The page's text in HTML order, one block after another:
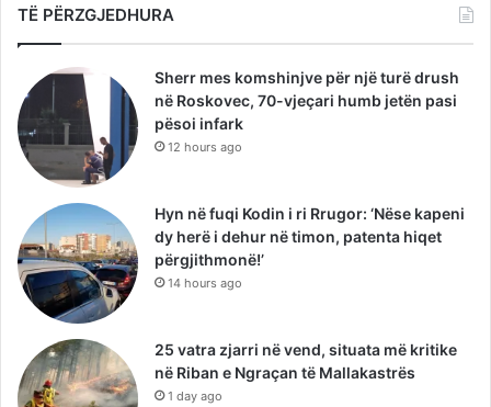
TË PËRZGJEDHURA
Sherr mes komshinjve për një turë drush
në Roskovec, 70-vjeçari humb jetën pasi
pësoi infark
12 hours ago
Hyn në fuqi Kodin i ri Rrugor: ‘Nëse kapeni
dy herë i dehur në timon, patenta hiqet
përgjithmonë!’
14 hours ago
25 vatra zjarri në vend, situata më kritike
në Riban e Ngraçan të Mallakastrës
1 day ago